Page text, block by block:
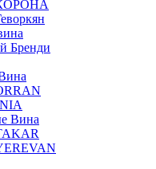
Бренди
Вина